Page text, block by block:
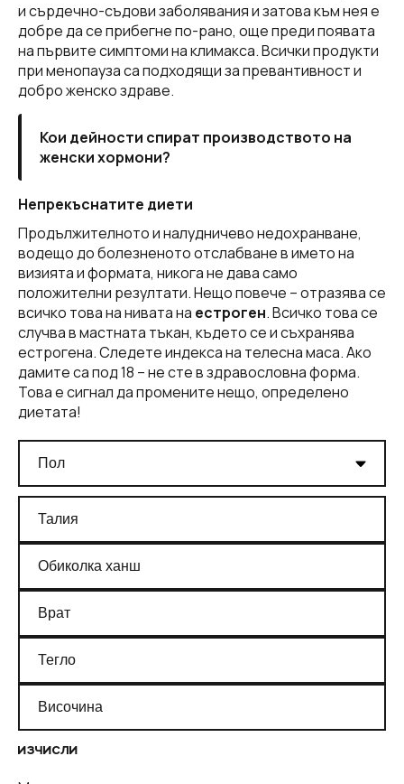
и сърдечно-съдови заболявания и затова към нея е
добре да се прибегне по-рано, още преди появата
на първите симптоми на климакса. Всички продукти
при менопауза са подходящи за превантивност и
добро женско здраве.
Кои дейности спират производството на
женски хормони?
Непрекъснатите диети
Продължителното и налудничево недохранване,
водещо до болезненото отслабване в името на
визията и формата, никога не дава само
положителни резултати. Нещо повече – отразява се
всичко това на нивата на естроген. Всичко това се
случва в мастната тъкан, където се и съхранява
естрогена. Следете индекса на телесна маса. Ако
дамите са под 18 – не сте в здравословна форма.
Това е сигнал да промените нещо, определено
диетата!
ИЗЧИСЛИ